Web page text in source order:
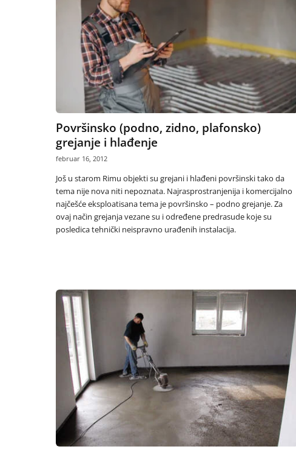
Površinsko (podno, zidno, plafonsko)
grejanje i hlađenje
februar 16, 2012
Još u starom Rimu objekti su grejani i hlađeni površinski tako da
tema nije nova niti nepoznata. Najrasprostranjenija i komercijalno
najčešće eksploatisana tema je površinsko – podno grejanje. Za
ovaj način grejanja vezane su i određene predrasude koje su
posledica tehnički neispravno urađenih instalacija.